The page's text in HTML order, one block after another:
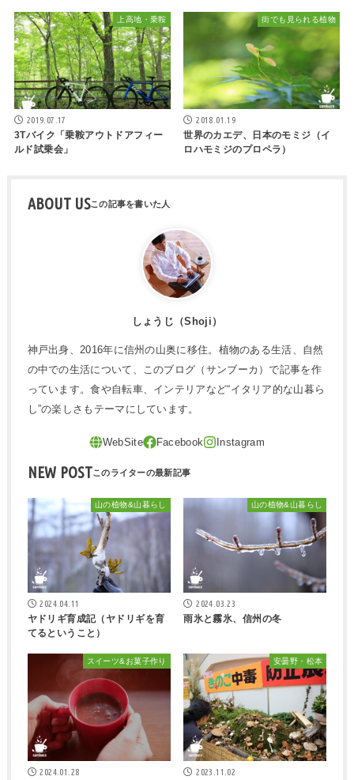
上高地・乗鞍
2019.07.17
3Tバイク「乗鞍アウトドアフィー
ルド試乗会」
街でも見られる植物
2018.01.19
世界のカエデ、日本のモミジ（イ
ロハモミジのプロペラ）
ABOUT US
しょうじ（Shoji）
神戸出身、2016年に信州の山奥に移住。植物のある生活、自然
の中での生活について、このブログ（サンブーカ）で記事を作
っています。食や自転車、インテリアなど“イタリア的な山暮ら
し”の楽しさもテーマにしています。
NEW POST
山の植物&山暮らし
2024.04.11
ヤドリギ育成記（ヤドリギを育
てるということ）
山の植物&山暮らし
2024.03.23
雨氷と霧氷、信州の冬
スイーツ&お菓子作り
2024.01.28
安曇野・松本
2023.11.02